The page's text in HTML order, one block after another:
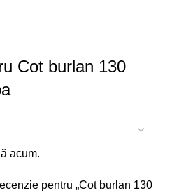
Cot burlan 130
acum.
pentru „Cot burlan 130